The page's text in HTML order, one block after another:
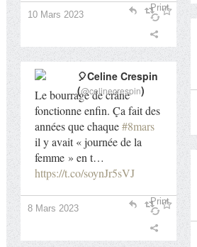
10 Mars 2023
Print
Le bourrage de crâne
fonctionne enfin. Ça fait des
années que chaque#8mars
il y avait « journée de la
femme » en t…
https://t.co/soynJr5sVJ
🎈Celine Crespin
(@celinecrespin)
8 Mars 2023
Print